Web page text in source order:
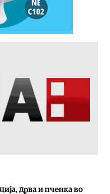
дрва и пченка во